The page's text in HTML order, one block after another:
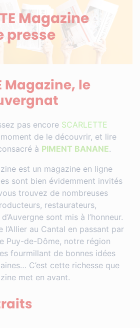
Magazine
presse
Magazine, le
pas encore SCARLETTE
moment de le découvrir, et lire
à PIMENT BANANE.
est un magazine en ligne
sont bien évidemment invités
trouvez de nombreuses
restaurateurs,
sont mis à l’honneur.
l’Allier au Cantal en passant par
Puy-de-Dôme, notre région
fourmillant de bonnes idées
C’est cette richesse que
met en avant.